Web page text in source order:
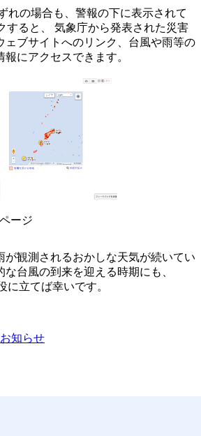
れの場合も、警報の下に表示されて
すると、 気象庁から発表された災害
ェブサイトへのリンク、台風や雨等の
にアクセスできます。
ージ
が観測されるおかしな天気が続いてい
な台風の到来を迎える時期にも、
に立てば幸いです。
知らせ